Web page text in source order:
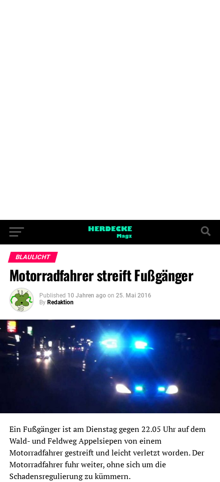
BLAULICHT
Motorradfahrer streift Fußgänger
Published 10 Jahren ago on 25. Mai 2016
By Redaktion
Ein Fußgänger ist am Dienstag gegen 22.05 Uhr auf dem
Wald- und Feldweg Appelsiepen von einem
Motorradfahrer gestreift und leicht verletzt worden. Der
Motorradfahrer fuhr weiter, ohne sich um die
Schadensregulierung zu kümmern.